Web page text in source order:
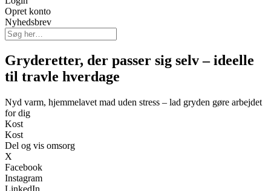
Opret konto
Nyhedsbrev
Gryderetter, der passer sig selv – ideelle
til travle hverdage
Nyd varm, hjemmelavet mad uden stress – lad gryden gøre arbejdet
for dig
Kost
Kost
Del og vis omsorg
X
Facebook
Instagram
LinkedIn